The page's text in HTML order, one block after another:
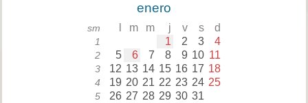
enero
sm m m j v s d
1 1 2 3 4
2 5 6 7 8 9 10 11
3 12 13 14 15 16 17 18
4 19 20 21 22 23 24 25
5 26 27 28 29 30 31